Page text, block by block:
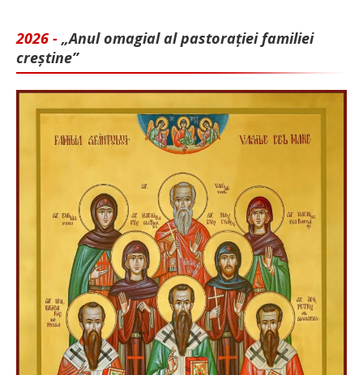
2026 - „Anul omagial al pastorației familiei
creștine”